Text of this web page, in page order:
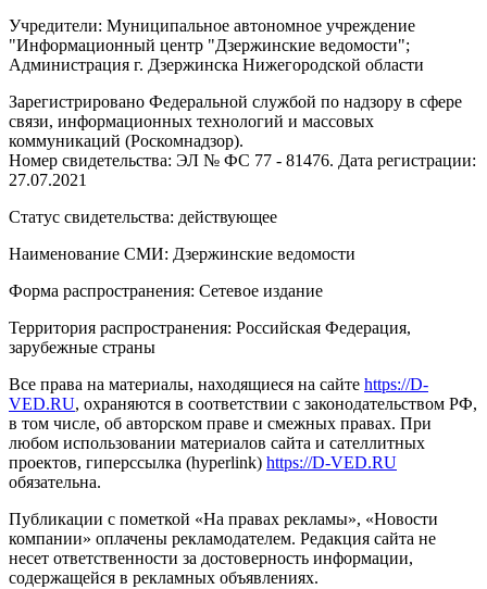
Учредители: Муниципальное автономное учреждение
"Информационный центр "Дзержинские ведомости";
Администрация г. Дзержинска Нижегородской области
Зарегистрировано Федеральной службой по надзору в сфере
связи, информационных технологий и массовых
коммуникаций (Роскомнадзор).
Номер свидетельства: ЭЛ № ФС 77 - 81476. Дата регистрации:
27.07.2021
Статус свидетельства: действующее
Наименование СМИ: Дзержинские ведомости
Форма распространения: Сетевое издание
Территория распространения: Российская Федерация,
зарубежные страны
Все права на материалы, находящиеся на сайте https://D-
VED.RU, охраняются в соответствии с законодательством РФ,
в том числе, об авторском праве и смежных правах. При
любом использовании материалов сайта и сателлитных
проектов, гиперссылка (hyperlink) https://D-VED.RU
обязательна.
Публикации с пометкой «На правах рекламы», «Новости
компании» оплачены рекламодателем. Редакция сайта не
несет ответственности за достоверность информации,
содержащейся в рекламных объявлениях.